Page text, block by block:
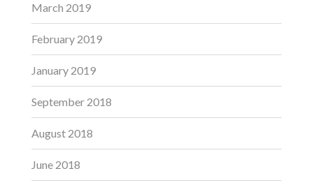
March 2019
February 2019
January 2019
September 2018
August 2018
June 2018